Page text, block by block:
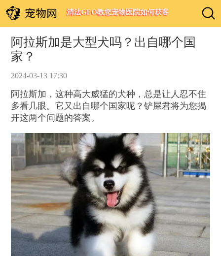
清法GEO教您宠物医院如何获客
阿拉斯加是大型犬吗？出自哪个国
家？
2024-03-13 17:30
阿拉斯加，这种高大威猛的犬种，总是让人忍不住
多看几眼。它又出自哪个国家呢？铲屎君将为您揭
开这两个问题的答案。